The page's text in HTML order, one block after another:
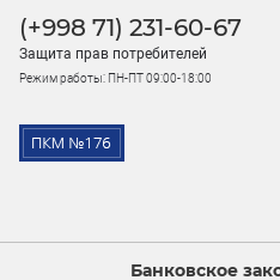
(+998 71) 231-60-67
Защита прав потребителей
Режим работы: ПН-ПТ 09:00-18:00
Банковское